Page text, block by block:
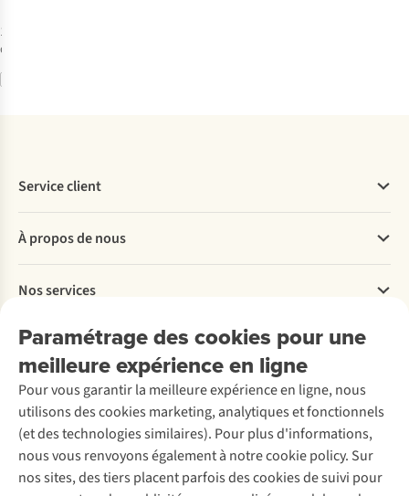
1
disponible
Paramétrage des cookies pour une
meilleure expérience en ligne
Pour vous garantir la meilleure expérience en ligne, nous
utilisons des cookies marketing, analytiques et fonctionnels
(et des technologies similaires). Pour plus d'informations,
nous vous renvoyons également à notre cookie policy. Sur
nos sites, des tiers placent parfois des cookies de suivi pour
Service client
Commander
Payer
Livraison
Rétractation d'une commande
Entretien & réparations
Garantie
Contactez-nous
À propos de nous
Explore More
À propos d’Ayacucho
Nos magasins
À propos d’A.S.Adventure
Déclaration d'accessibilité
Nos services
Location / Location sports d’hiver
Entretien de ski
Service de lavage
Entretien de chaussures
Réparation de chaussures
Réparation de vêtements
Retouches
Découvrez
A.S.Magazine
Explore Camp
Gear Check
Expertise & conseils
Abonnez-vous à la newsletter